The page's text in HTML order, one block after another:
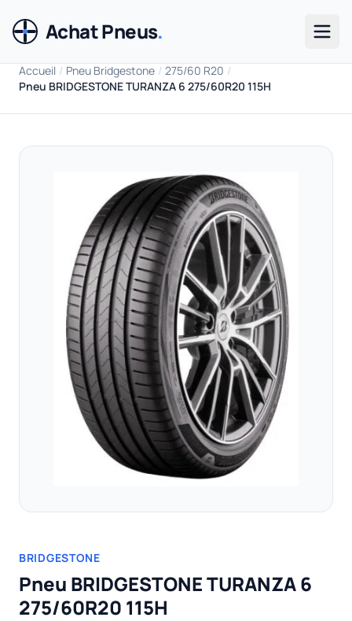
Achat Pneus.
Accueil / Pneu Bridgestone / 275/60 R20 /
Pneu BRIDGESTONE TURANZA 6 275/60R20 115H
BRIDGESTONE
Pneu BRIDGESTONE TURANZA 6
275/60R20 115H